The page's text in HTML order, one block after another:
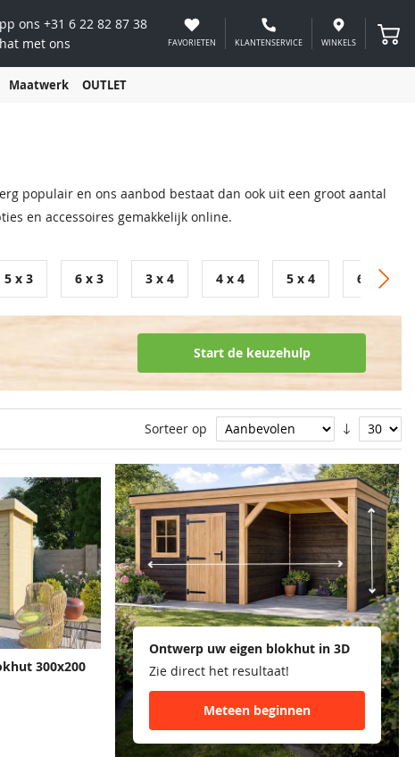
ons +31 6 22 82 87 38
met ons FAVORIETEN KLANTENSERVICE WINKELS
Maatwerk OUTLET
populair en ons aanbod bestaat dan ook uit een groot aantal
en accessoires gemakkelijk online.
5 x 3 6 x 3 3 x 4 4 x 4 5 x 4 6 x 4
Start de keuzehulp
Sorteer op
300x200
Ontwerp uw eigen blokhut in 3D
Zie direct het resultaat!
Meteen beginnen